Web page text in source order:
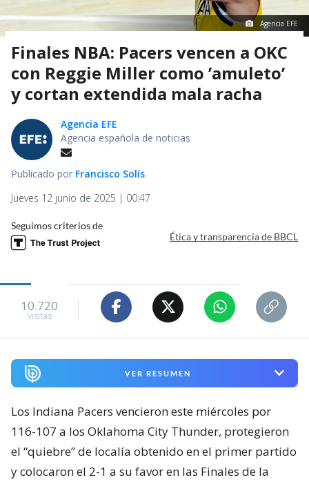
Agencia EFE
Finales NBA: Pacers vencen a OKC
con Reggie Miller como ’amuleto’
y cortan extendida mala racha
Agencia EFE
Agencia española de noticias
Publicado por Francisco Solís
Jueves 12 junio de 2025 | 00:47
Seguimos criterios de
Ética y transparencia de BBCL
10.720
visitas
VER RESUMEN
Los Indiana Pacers vencieron este miércoles por
116-107 a los Oklahoma City Thunder, protegieron
el “quiebre” de localía obtenido en el primer partido
y colocaron el 2-1 a su favor en las Finales de la